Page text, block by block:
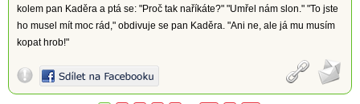
kolem pan Kaděra a ptá se: "Proč tak naříkáte?" "Umřel nám slon." "To jste
ho musel mít moc rád," obdivuje se pan Kaděra. "Ani ne, ale já mu musím
kopat hrob!"